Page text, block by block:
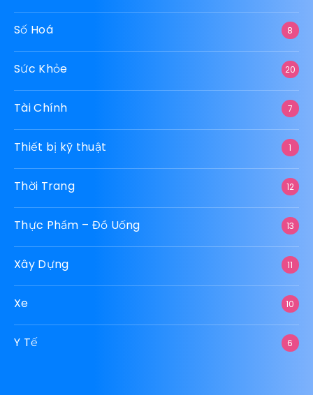
Số Hoá 8
Sức Khỏe 20
Tài Chính 7
Thiết bị kỹ thuật 1
Thời Trang 12
Thực Phẩm – Đồ Uống 13
Xây Dựng 11
Xe 10
Y Tế 6